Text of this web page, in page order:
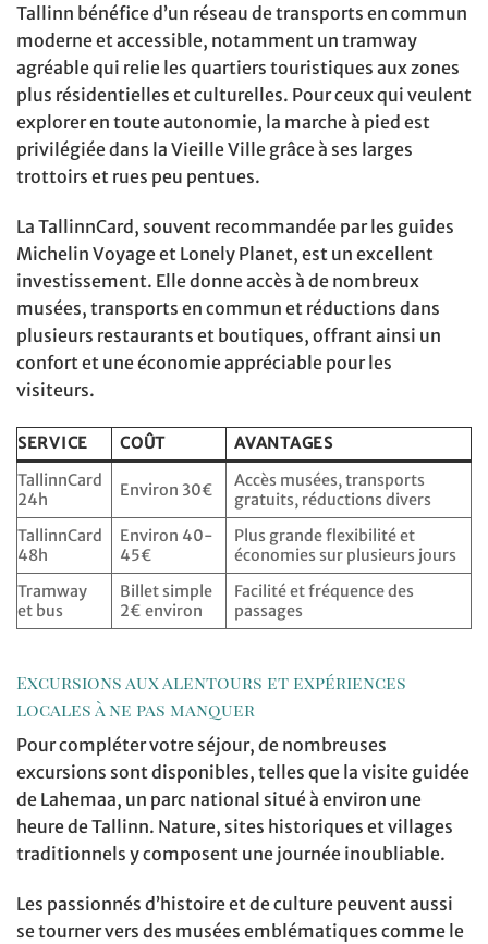
Tallinn bénéfice d’un réseau de transports en commun
moderne et accessible, notamment un tramway
agréable qui relie les quartiers touristiques aux zones
plus résidentielles et culturelles. Pour ceux qui veulent
explorer en toute autonomie, la marche à pied est
privilégiée dans la Vieille Ville grâce à ses larges
trottoirs et rues peu pentues.
La TallinnCard, souvent recommandée par les guides
Michelin Voyage et Lonely Planet, est un excellent
investissement. Elle donne accès à de nombreux
musées, transports en commun et réductions dans
plusieurs restaurants et boutiques, offrant ainsi un
confort et une économie appréciable pour les
visiteurs.
SERVICE COÛT
AVANTAGES
TallinnCard
24h
Environ 30€
Accès musées, transports
gratuits, réductions divers
TallinnCard
48h
Environ 40-
45€
Plus grande flexibilité et
économies sur plusieurs jours
Tramway
et bus
Billet simple
2€ environ
Facilité et fréquence des
passages
Excursions aux alentours et expériences
locales à ne pas manquer
Pour compléter votre séjour, de nombreuses
excursions sont disponibles, telles que la visite guidée
de Lahemaa, un parc national situé à environ une
heure de Tallinn. Nature, sites historiques et villages
traditionnels y composent une journée inoubliable.
Les passionnés d’histoire et de culture peuvent aussi
se tourner vers des musées emblématiques comme le